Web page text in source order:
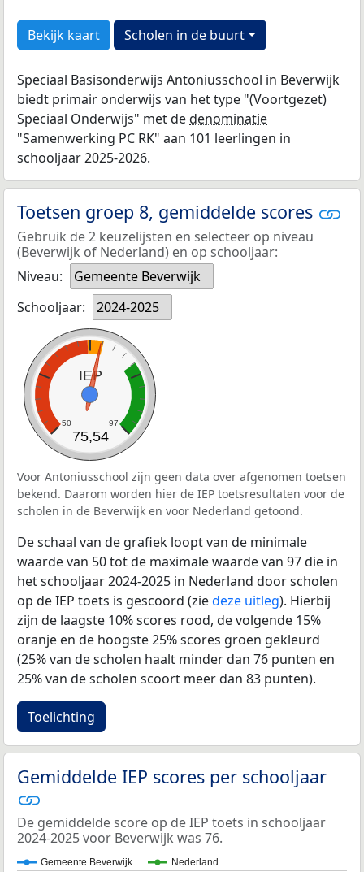
Bekijk kaart Scholen in de buurt
Speciaal Basisonderwijs Antoniusschool in Beverwijk
biedt primair onderwijs van het type "(Voortgezet)
Speciaal Onderwijs" met dedenominatie
"Samenwerking PC RK" aan 101 leerlingen in
schooljaar 2025-2026.
Toetsen groep 8, gemiddelde scores
Gebruik de 2 keuzelijsten en selecteer op niveau
(Beverwijk of Nederland) en op schooljaar:
Niveau:
Gemeente Beverwijk
Schooljaar:
2024-2025
IEP
50 97
75,54
Voor Antoniusschool zijn geen data over afgenomen toetsen
bekend. Daarom worden hier de IEP toetsresultaten voor de
scholen in de Beverwijk en voor Nederland getoond.
De schaal van de grafiek loopt van de minimale
waarde van 50 tot de maximale waarde van 97 die in
het schooljaar 2024-2025 in Nederland door scholen
op de IEP toets is gescoord (ziedeze uitleg). Hierbij
zijn de laagste 10% scores rood, de volgende 15%
oranje en de hoogste 25% scores groen gekleurd
(25% van de scholen haalt minder dan 76 punten en
25% van de scholen scoort meer dan 83 punten).
Toelichting
Gemiddelde IEP scores per schooljaar
De gemiddelde score op de IEP toets in schooljaar
2024-2025 voor Beverwijk was 76.
Gemeente Beverwijk Nederland